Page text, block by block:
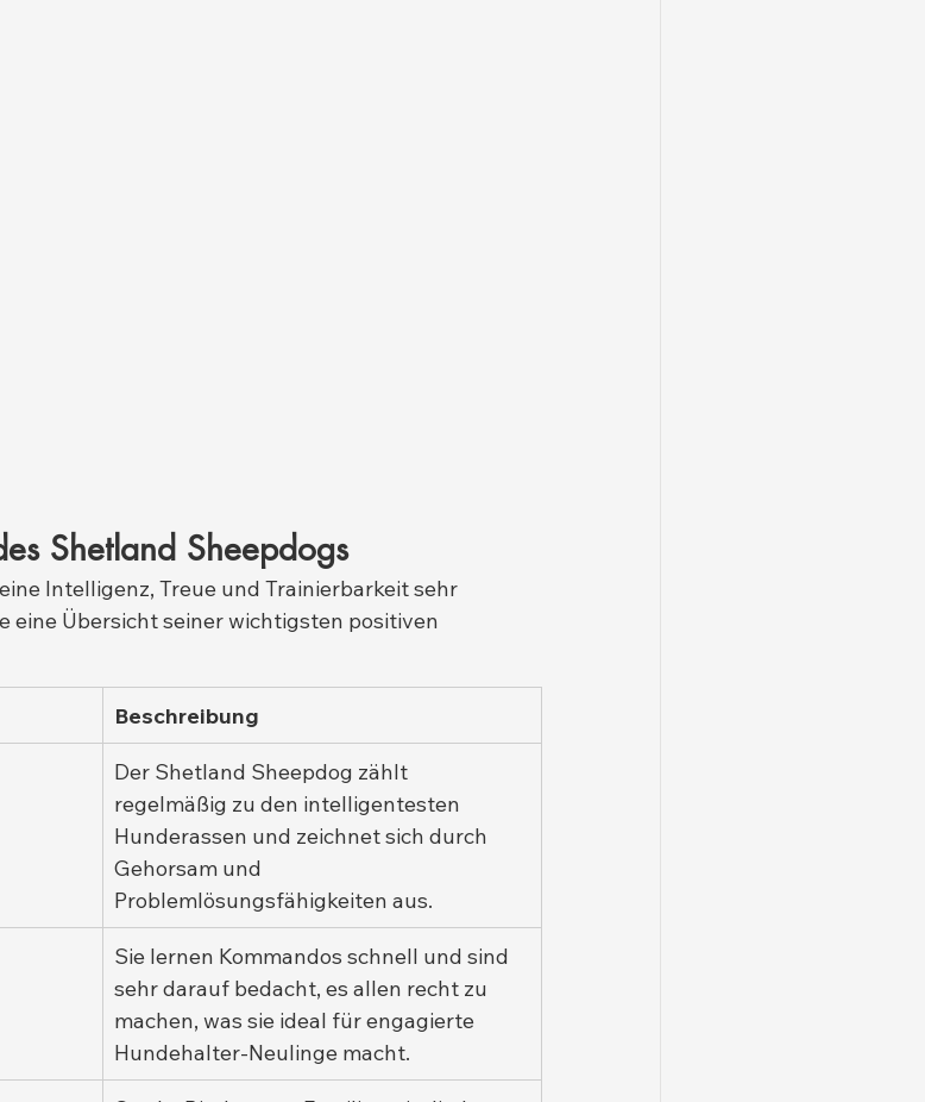
Shetland Sheepdogs
Intelligenz, Treue und Trainierbarkeit sehr
eine Übersicht seiner wichtigsten positiven
Beschreibung
Der Shetland Sheepdog zählt
regelmäßig zu den intelligentesten
Hunderassen und zeichnet sich durch
Gehorsam und
Problemlösungsfähigkeiten aus.
Sie lernen Kommandos schnell und sind
sehr darauf bedacht, es allen recht zu
machen, was sie ideal für engagierte
Hundehalter-Neulinge macht.